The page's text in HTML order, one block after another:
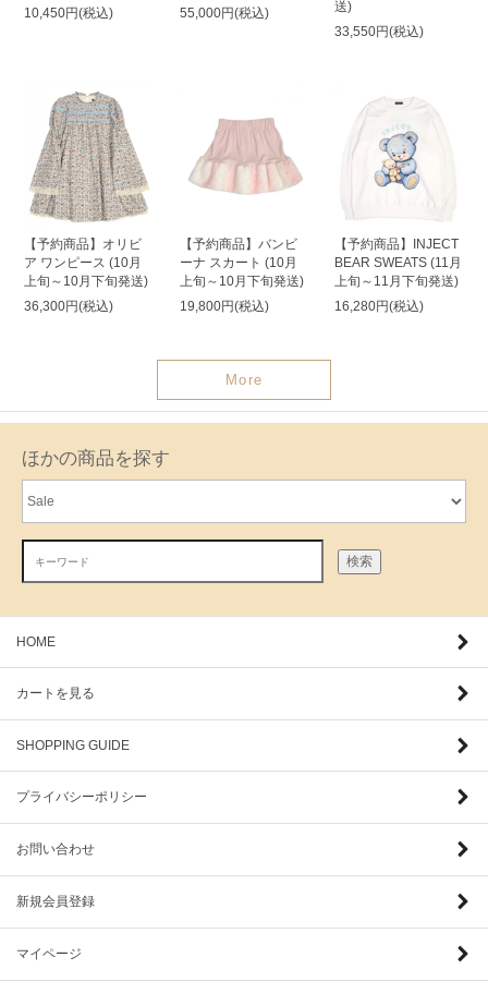
10,450円(税込)
55,000円(税込)
送)
33,550円(税込)
【予約商品】オリビ
ア ワンピース (10月
上旬～10月下旬発送)
36,300円(税込)
【予約商品】バンビ
ーナ スカート (10月
上旬～10月下旬発送)
19,800円(税込)
【予約商品】INJECT
BEAR SWEATS (11月
上旬～11月下旬発送)
16,280円(税込)
More
ほかの商品を探す
検索
HOME
カートを見る
SHOPPING GUIDE
プライバシーポリシー
お問い合わせ
新規会員登録
マイページ